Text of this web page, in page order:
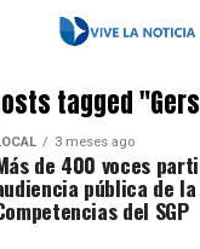
tagged
3 meses ago
de 400 voces
pública de la
del SGP